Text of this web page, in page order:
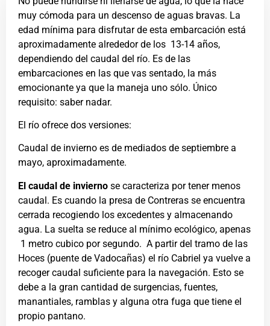
muy cómoda para un descenso de aguas bravas. La
edad mínima para disfrutar de esta embarcación está
aproximadamente alrededor de los 13-14 años,
dependiendo del caudal del río. Es de las
embarcaciones en las que vas sentado, la más
emocionante ya que la maneja uno sólo. Único
requisito: saber nadar.
El río ofrece dos versiones:
Caudal de invierno es de mediados de septiembre a
mayo, aproximadamente.
El caudal de invierno se caracteriza por tener menos
caudal. Es cuando la presa de Contreras se encuentra
cerrada recogiendo los excedentes y almacenando
agua. La suelta se reduce al mínimo ecológico, apenas
1 metro cubico por segundo. A partir del tramo de las
Hoces (puente de Vadocañas) el río Cabriel ya vuelve a
recoger caudal suficiente para la navegación. Esto se
debe a la gran cantidad de surgencias, fuentes,
manantiales, ramblas y alguna otra fuga que tiene el
propio pantano.